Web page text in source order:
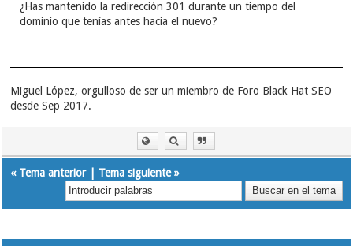
¿Has mantenido la redirección 301 durante un tiempo del
dominio que tenías antes hacia el nuevo?
Miguel López, orgulloso de ser un miembro de Foro Black Hat SEO
desde Sep 2017.
« Tema anterior| Tema siguiente»